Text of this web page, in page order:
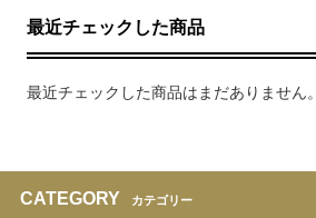
最近チェックした商品
最近チェックした商品はまだありません。
CATEGORY カテゴリー